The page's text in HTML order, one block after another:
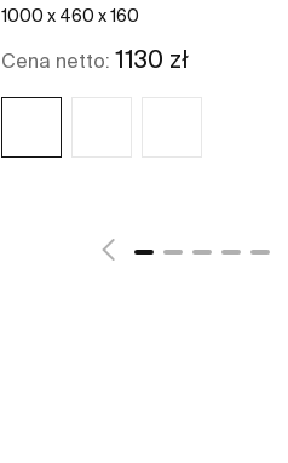
1000 x 460 x 160
Cena netto: 1130 zł